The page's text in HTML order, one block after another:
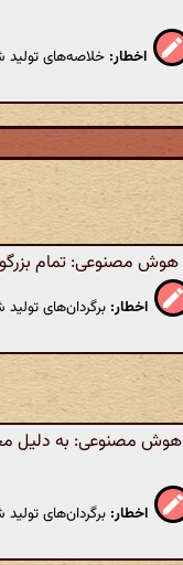
اخطار: خلاصه‌های تولید
هوش مصنوعی: تمام
اخطار: برگردان‌های
هوش مصنوعی: به دلیل
اخطار: برگردان‌های